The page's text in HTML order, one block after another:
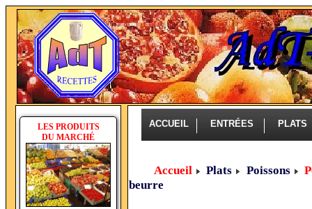
LES PRODUITS
DU MARCHÉ
ACCUEIL ENTRÉES PLATS
Accueil Plats Poissons
beurre